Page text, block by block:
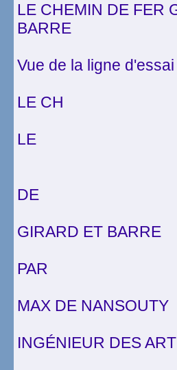
LE CHEMIN DE FER
BARRE
Vue de la ligne
LE CH
LE
DE
GIRARD ET BARRE
PAR
MAX DE NANSOUTY
INGÉNIEUR DES